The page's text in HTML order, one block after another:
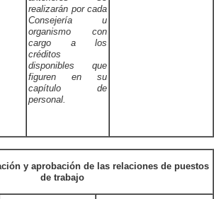
realizarán por cada
Consejería u
organismo con
cargo a los
créditos
disponibles que
figuren en su
capítulo de
personal.
y aprobación de las relaciones de puestos
de trabajo